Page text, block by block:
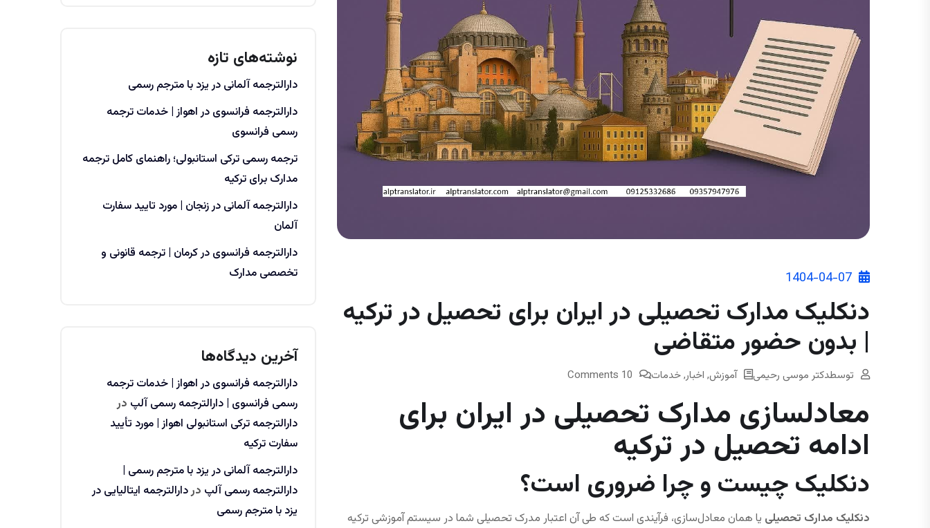
1404-04-07
دنکلیک مدارک تحصیلی در ایران برای تحصیل در ترکیه
| بدون حضور متقاضی
توسطدکتر موسی رحیمی آموزش, اخبار,خدمات 10 Comments
معادلسازی مدارک تحصیلی در ایران برای
ادامه تحصیل در ترکیه
دنکلیک چیست و چرا ضروری است؟
دنکلیک مدارک تحصیلی یا همان معادل‌سازی، فرآیندی است که طی آن اعتبار مدرک تحصیلی شما در سیستم آموزشی ترکیه
نوشته‌های تازه
دارالترجمه آلمانی در یزد با مترجم رسمی
دارالترجمه فرانسوی در اهواز | خدمات ترجمه
رسمی فرانسوی
ترجمه رسمی ترکی استانبولی؛ راهنمای کامل ترجمه
مدارک برای ترکیه
دارالترجمه آلمانی در زنجان | مورد تایید سفارت
آلمان
دارالترجمه فرانسوی در کرمان | ترجمه قانونی و
تخصصی مدارک
آخرین دیدگاه‌ها
دارالترجمه فرانسوی در اهواز | خدمات ترجمه
رسمی فرانسوی | دارالترجمه رسمی آلپ در
دارالترجمه ترکی استانبولی اهواز | مورد تأیید
سفارت ترکیه
دارالترجمه آلمانی در یزد با مترجم رسمی |
دارالترجمه رسمی آلپ دردارالترجمه ایتالیایی در
یزد با مترجم رسمی